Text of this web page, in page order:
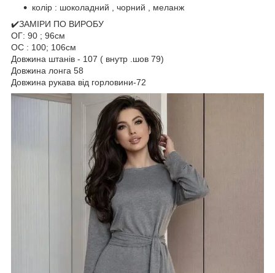
колір : шоколадний , чорний , меланж
✔️ЗАМІРИ ПО ВИРОБУ
ОГ: 90 ; 96см
ОС : 100; 106см
Довжина штанів - 107 ( внутр .шов 79)
Довжина лонга 58
Довжина рукава від горловини-72